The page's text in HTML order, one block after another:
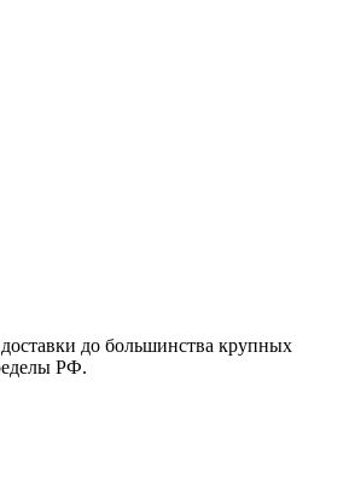
до большинства крупных
РФ.